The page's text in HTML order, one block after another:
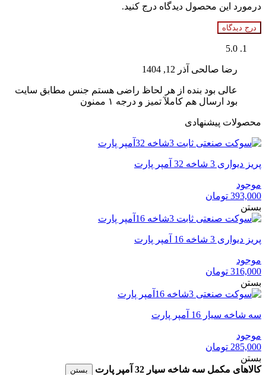
درمورد این محصول دیدگاه درج کنید.
درج دیدگاه
5.0
رضا صالحی آذر 12, 1404
عالی بود بنده از هر لحاظ راضی هستم جنس مطابق سایت
بود ارسال هم کاملآ تمیز و درجه ۱ ممنون
محصولات پیشنهادی
پریز دیواری 3 شاخه 32 آمپر پارت
موجود
393,000 تومان
بستن
پریز دیواری 3 شاخه 16 آمپر پارت
موجود
316,000 تومان
بستن
سه شاخه سیار 16 آمپر پارت
موجود
285,000 تومان
بستن
کالاهای مکمل سه شاخه سیار 32 آمپر پارت
بستن